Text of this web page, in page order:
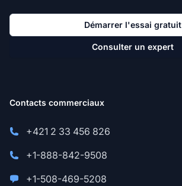
Démarrer l'essai gratuit
Consulter un expert
Contacts commerciaux
+421 2 33 456 826
+1-888-842-9508
+1-508-469-5208